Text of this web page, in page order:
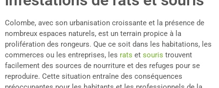
Colombe, avec son urbanisation croissante et la présence de
nombreux espaces naturels, est un terrain propice à la
prolifération des rongeurs. Que ce soit dans les habitations, les
commerces ou les entreprises, les rats et souris trouvent
facilement des sources de nourriture et des refuges pour se
reproduire. Cette situation entraîne des conséquences